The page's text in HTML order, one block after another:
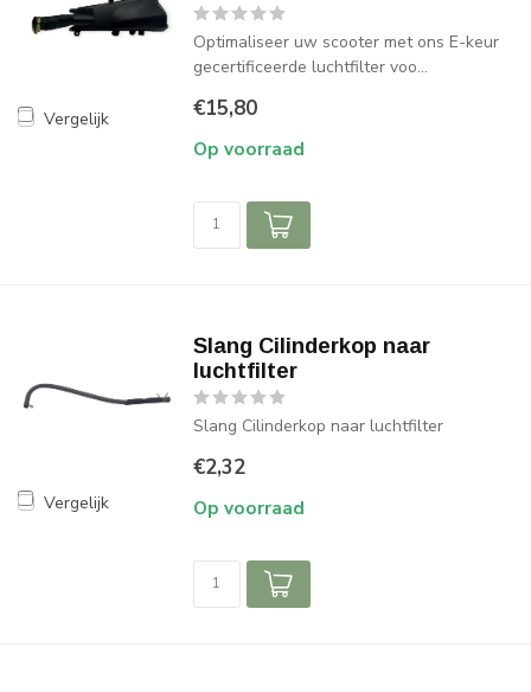
Vergelijk
Optimaliseer uw scooter met ons E-keur
gecertificeerde luchtfilter voo...
€15,80
Op voorraad
Vergelijk
Slang Cilinderkop naar
luchtfilter
Slang Cilinderkop naar luchtfilter
€2,32
Op voorraad